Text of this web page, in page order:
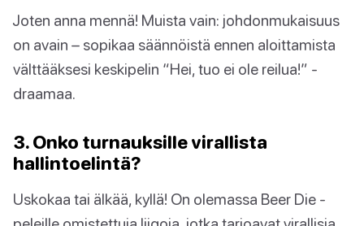
Joten anna mennä! Muista vain: johdonmukaisuus
on avain – sopikaa säännöistä ennen aloittamista
välttääksesi keskipelin “Hei, tuo ei ole reilua!” -
draamaa.
3. Onko turnauksille virallista
hallintoelintä?
Uskokaa tai älkää, kyllä! On olemassa Beer Die -